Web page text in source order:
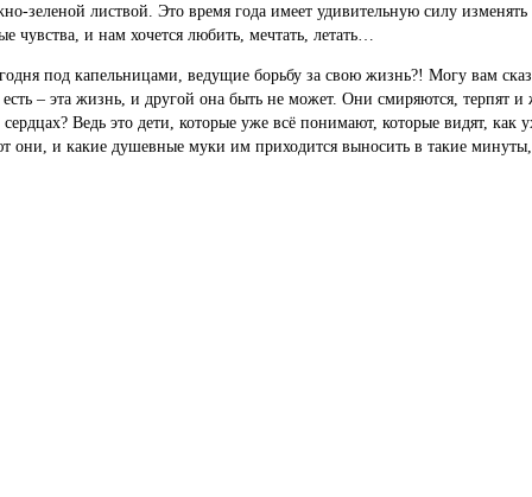
зеленой листвой. Это время года имеет удивительную силу
и нам хочется любить, мечтать, летать…
под капельницами, ведущие борьбу за свою жизнь?! Могу вам
– эта жизнь, и другой она быть не может. Они смиряются, терпят
Ведь это дети, которые уже всё понимают, которые видят,
они, и какие душевные муки им приходится выносить в такие